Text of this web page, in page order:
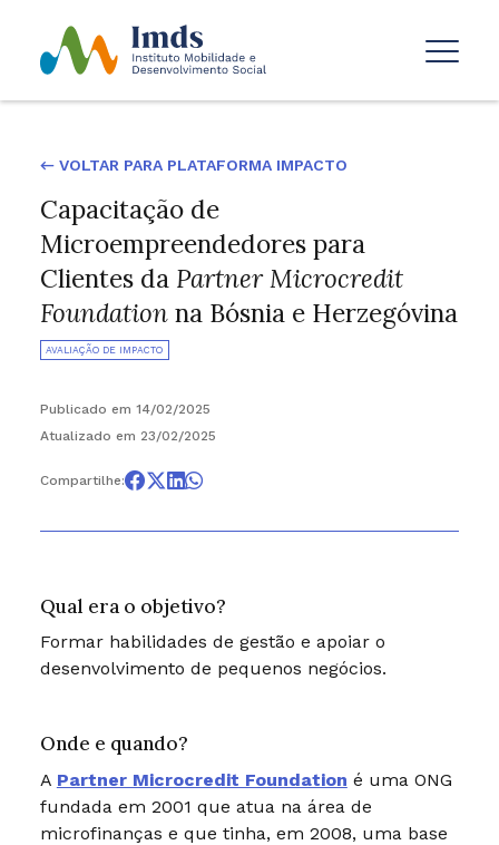
← VOLTAR PARA PLATAFORMA IMPACTO
Capacitação de
Microempreendedores para
Clientes da Partner Microcredit
Foundationna Bósnia e Herzegóvina
AVALIAÇÃO DE IMPACTO
Publicado em 14/02/2025
Atualizado em 23/02/2025
Compartilhe:
Qual era o objetivo?
Formar habilidades de gestão e apoiar o
desenvolvimento de pequenos negócios.
Onde e quando?
A Partner Microcredit Foundation é uma ONG
fundada em 2001 que atua na área de
microfinanças e que tinha, em 2008, uma base